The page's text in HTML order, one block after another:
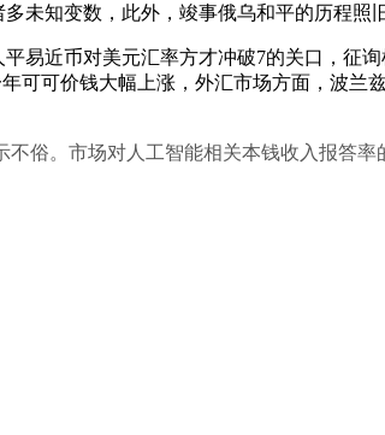
未知变数，此外，竣事俄乌和平的历程照
近币对美元汇率方才冲破7的关口，征询
可可价钱大幅上涨，外汇市场方面，波兰
俗。市场对人工智能相关本钱收入报答率